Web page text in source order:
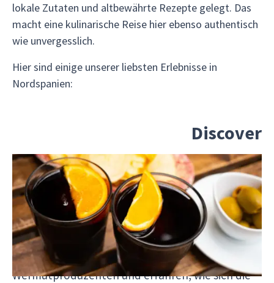
lokale Zutaten und altbewährte Rezepte gelegt. Das
macht eine kulinarische Reise hier ebenso authentisch
wie unvergesslich.
Hier sind einige unserer liebsten Erlebnisse in
Nordspanien:
Discover
Besuche Reus und erfahre mehr über Wermut,
das katalanische Kultgetränk. Es ist hier so
beliebt, dass es sogar eine eigene hora del
vermut gibt – eine Stunde vor dem Mittagessen,
in denen man Freunde trifft und gemeinsam ein
Gläschen hebt. Wir besuchen hier einen
Wermutproduzenten und erfahren, wie sich die